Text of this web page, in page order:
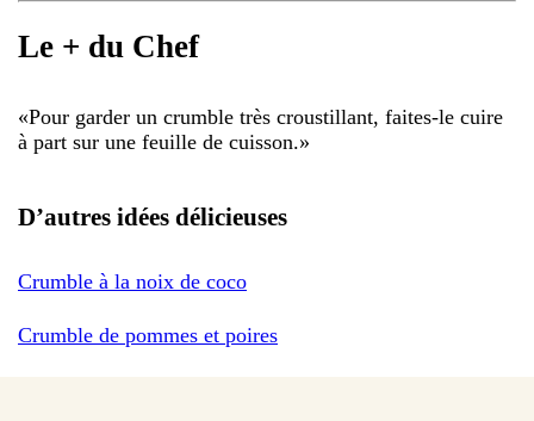
Le + du Chef
«Pour garder un crumble très croustillant, faites-le cuire
à part sur une feuille de cuisson.»
D’autres idées délicieuses
Crumble à la noix de coco
Crumble de pommes et poires